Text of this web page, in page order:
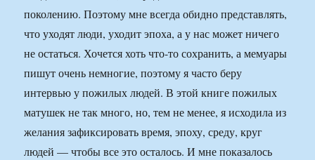
поколению. Поэтому мне всегда обидно представлять,
что уходят люди, уходит эпоха, а у нас может ничего
не остаться. Хочется хоть что-то сохранить, а мемуары
пишут очень немногие, поэтому я часто беру
интервью у пожилых людей. В этой книге пожилых
матушек не так много, но, тем не менее, я исходила из
желания зафиксировать время, эпоху, среду, круг
людей — чтобы все это осталось. И мне показалось